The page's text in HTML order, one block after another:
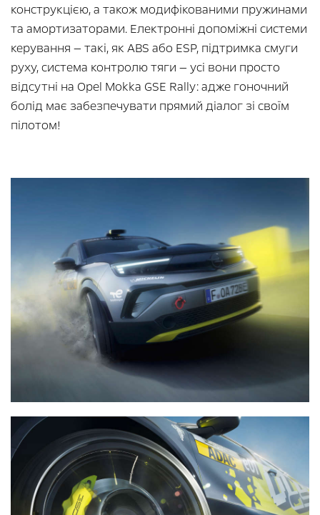
конструкцією, а також модифікованими пружинами
та амортизаторами. Електронні допоміжні системи
керування — такі, як ABS або ESP, підтримка смуги
руху, система контролю тяги — усі вони просто
відсутні на Opel Mokka GSE Rally: адже гоночний
болід має забезпечувати прямий діалог зі своїм
пілотом!